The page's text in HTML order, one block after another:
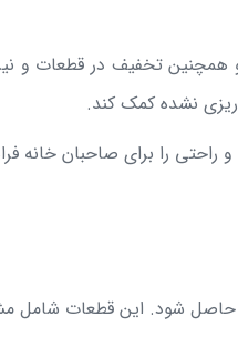
همچنین تخفیف در قطعات و
نشده کمک کند.
راحتی را برای صاحبان خانه
حاصل شود. این قطعات شامل